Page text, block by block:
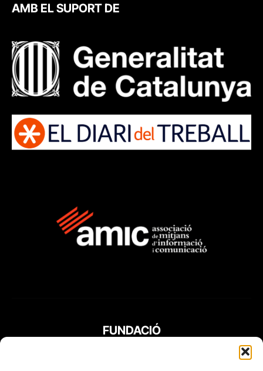
AMB EL SUPORT DE
FUNDACIÓ